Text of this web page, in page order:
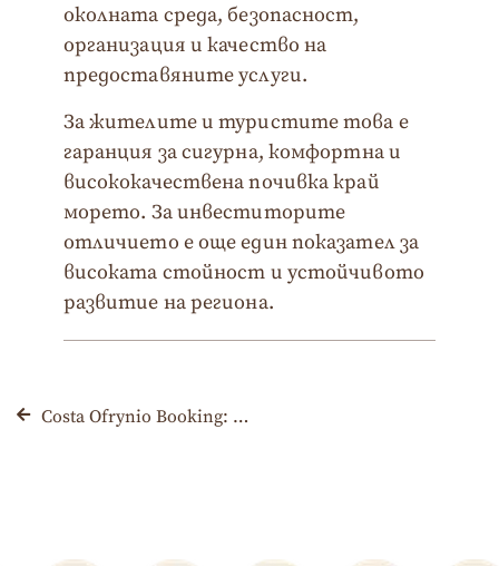
околната среда, безопасност,
организация и качество на
предоставяните услуги.
За жителите и туристите това е
гаранция за сигурна, комфортна и
висококачествена почивка край
морето. За инвеститорите
отличието е още един показател за
високата стойност и устойчивото
развитие на региона.
Costa Ofrynio Booking: 19 от 21 обекта отличени от Booking.com